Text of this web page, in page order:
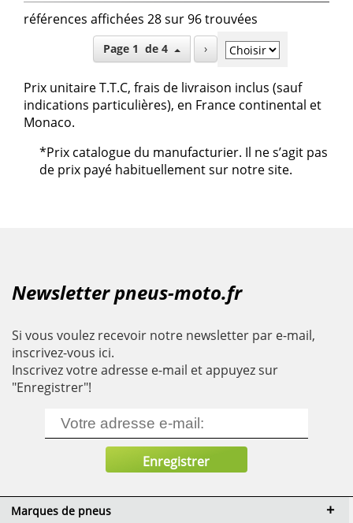
références affichées 28 sur 96 trouvées
Page 1 de 4 ›
Prix unitaire T.T.C, frais de livraison inclus (sauf
indications particulières), en France continental et
Monaco.
*Prix catalogue du manufacturier. Il ne s’agit pas
de prix payé habituellement sur notre site.
Newsletter pneus-moto.fr
Si vous voulez recevoir notre newsletter par e-mail,
inscrivez-vous ici.
Inscrivez votre adresse e-mail et appuyez sur
"Enregistrer"!
Marques de pneus